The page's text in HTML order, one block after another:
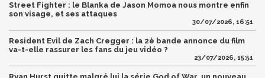
Street Fighter : le Blanka de Jason Momoa nous montre enfin
son visage, et ses attaques
30/07/2026, 16:51
Resident Evil de Zach Cregger : la 2è bande annonce du film
va-t-elle rassurer les fans du jeu vidéo ?
23/07/2026, 15:51